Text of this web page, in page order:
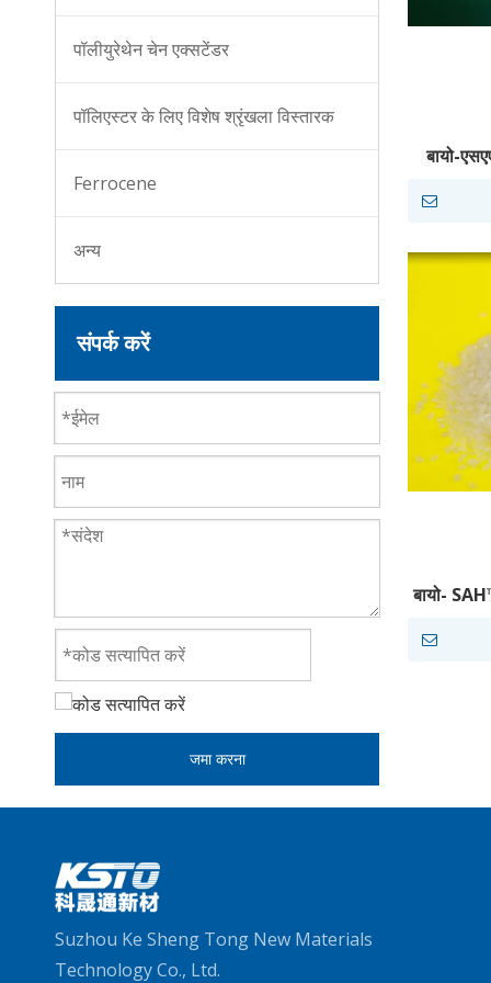
पॉलीयुरेथेन चेन एक्सटेंडर
पॉलिएस्टर के लिए विशेष श्रृंखला विस्तारक
Ferrocene
अन्य
संपर्क करें
जमा करना
बायो-
बायो-
Suzhou Ke Sheng Tong New Materials
Technology Co., Ltd.